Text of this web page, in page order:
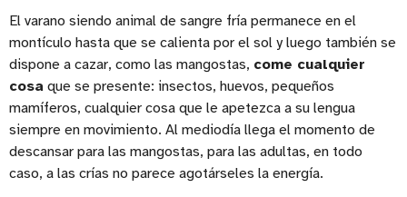
El varano siendo animal de sangre fría permanece en el
montículo hasta que se calienta por el sol y luego también se
dispone a cazar, como las mangostas, come cualquier
cosa que se presente: insectos, huevos, pequeños
mamíferos, cualquier cosa que le apetezca a su lengua
siempre en movimiento. Al mediodía llega el momento de
descansar para las mangostas, para las adultas, en todo
caso, a las crías no parece agotárseles la energía.